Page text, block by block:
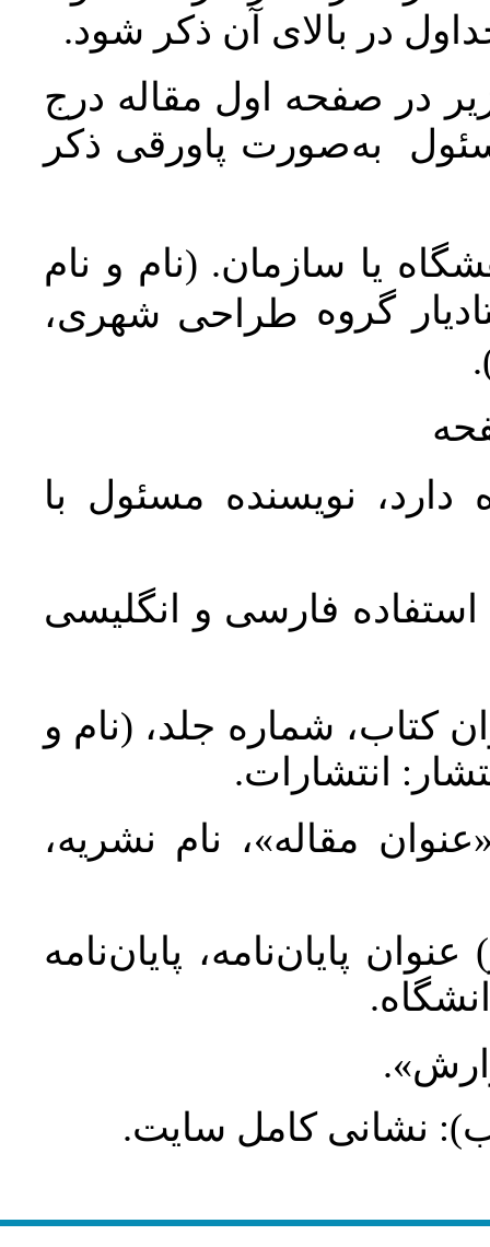
در بالای آن ذکر شود.
در صفحه اول مقاله درج
به‌صورت پاورقی ذکر
یا سازمان. (نام و نام
گروه طراحی شهری،
نویسنده مسئول با
استفاده فارسی و انگلیسی
کتاب، شماره جلد، (نام و
انتشارات.
مقاله»، نام نشریه،
پایان‌نامه، پایان‌نامه
نشانی کامل سایت.